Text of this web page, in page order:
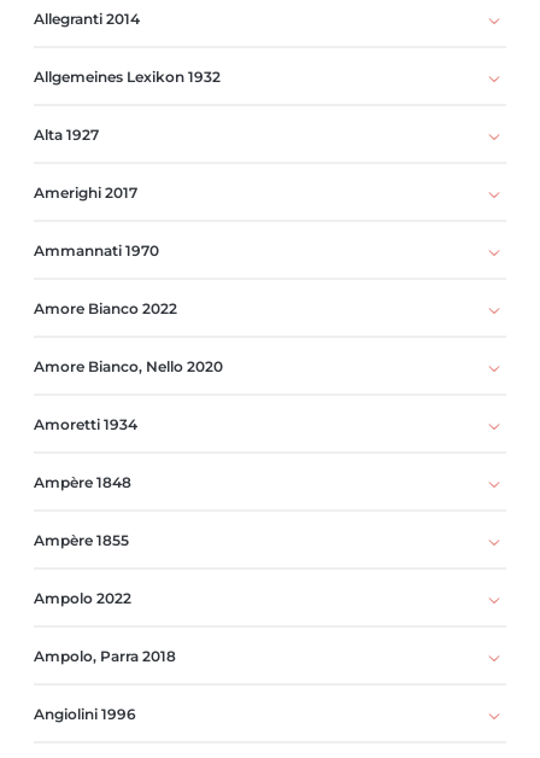
Allegranti 2014
Allgemeines Lexikon 1932
Alta 1927
Amerighi 2017
Ammannati 1970
Amore Bianco 2022
Amore Bianco, Nello 2020
Amoretti 1934
Ampère 1848
Ampère 1855
Ampolo 2022
Ampolo, Parra 2018
Angiolini 1996